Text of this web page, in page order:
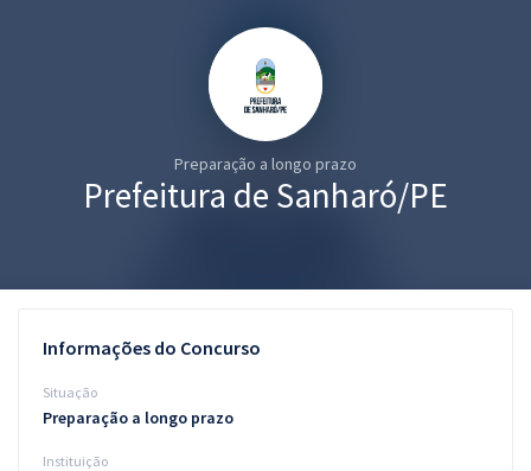
Graduação
Questões grátis
Preparação a longo prazo
Prefeitura de Sanharó/PE
Informações do Concurso
Situação
Preparação a longo prazo
Instituição